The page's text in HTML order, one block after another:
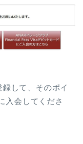
して、そのポイ
入会してくださ